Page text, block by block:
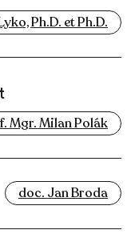
Ph.D. et Ph.D.
Mgr. Milan Polák
doc. Jan Broda